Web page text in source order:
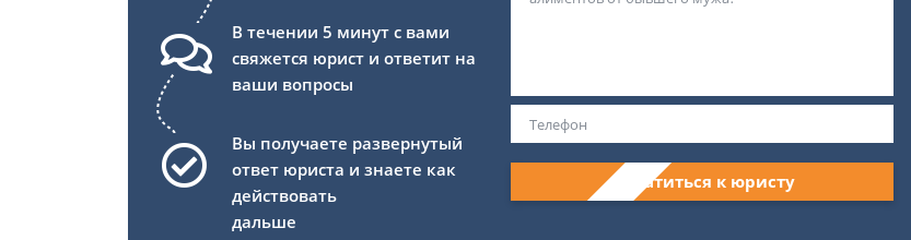
В течении 5 минут с вами
свяжется юрист и ответит на
ваши вопросы
Вы получаете развернутый
ответ юриста и знаете как
действовать
дальше
Обратиться к юристу